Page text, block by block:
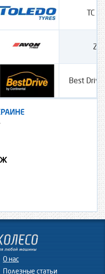
TC
Best
О нас
Полезные статьи